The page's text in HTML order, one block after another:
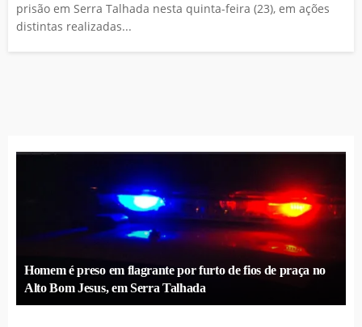
prisão em Serra Talhada nesta quinta-feira (23), em ações
distintas realizadas...
Homem é preso em flagrante por furto de fios de praça no
Alto Bom Jesus, em Serra Talhada